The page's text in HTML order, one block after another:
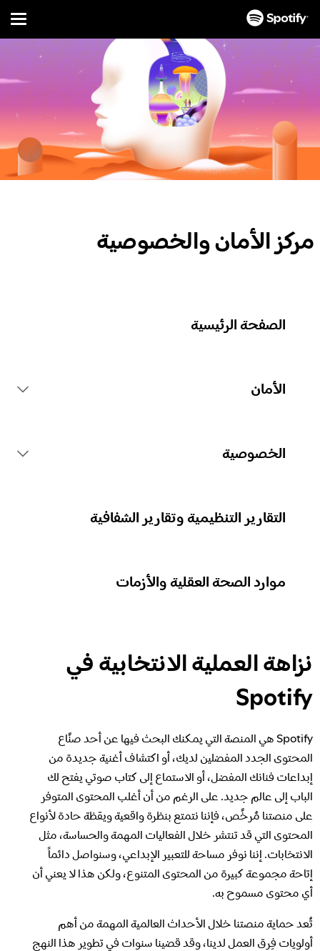
تخطَّ
إلى
المحتوى
مركز الأمان والخصوصية
الصفحة الرئيسية
الأمان
نزاهة العملية الانتخابية في Spotify
نهجنا في التعامل مع المحتوى الخطر والاحتيالي
نهجنا في التعامل مع التطرف العنيف
فهم الاقتراحات
الخصوصية
معرفة المزيد عن الخصوصية
التقارير التنظيمية وتقارير الشفافية
موارد الصحة العقلية والأزمات
نزاهة العملية الانتخابية في
Spotify
Spotify هي المنصة التي يمكنك البحث فيها عن أحد صنَّاع
المحتوى الجدد المفضلين لديك، أو اكتشاف أغنية جديدة من
إبداعات فنانك المفضل، أو الاستماع إلى كتاب صوتي يفتح لك
الباب إلى عالم جديد. على الرغم من أن أغلب المحتوى المتوفر
على منصتنا مُرخَّص، فإننا نتمتع بنظرة واقعية ويقظة حادة لأنواع
المحتوى التي قد تنتشر خلال الفعاليات المهمة والحساسة، مثل
الانتخابات. إننا نوفر مساحة للتعبير الإبداعي، وسنواصل دائماً
إتاحة مجموعة كبيرة من المحتوى المتنوع، ولكن هذا لا يعني أن
أي محتوى مسموح به.
تُعد حماية منصتنا خلال الأحداث العالمية المهمة من أهم
أولويات فِرق العمل لدينا، وقد قضينا سنوات في تطوير هذا النهج